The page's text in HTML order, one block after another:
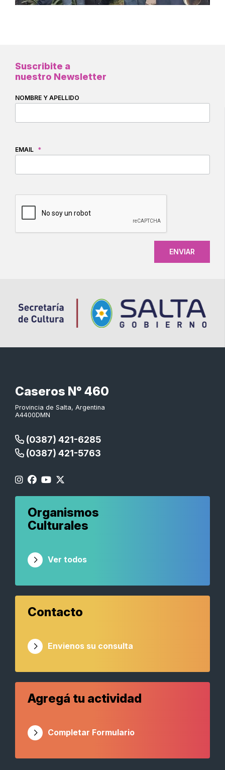
Suscribite a
nuestro Newsletter
NOMBRE Y APELLIDO
EMAIL *
Caseros N° 460
Provincia de Salta, Argentina
A4400DMN
(0387) 421-6285
(0387) 421-5763
Organismos
Culturales
Ver todos
Contacto
Envienos su consulta
Agregá tu actividad
Completar Formulario